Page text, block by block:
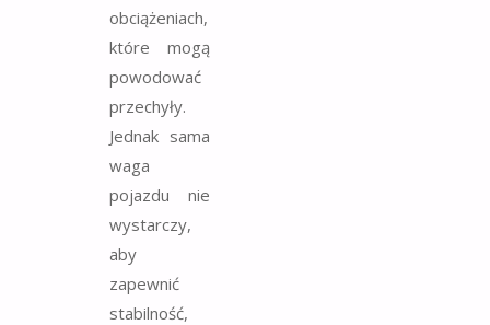
obciążeniach,
które mogą
powodować
przechyły.
Jednak sama
waga
pojazdu nie
wystarczy,
aby
zapewnić
stabilność,